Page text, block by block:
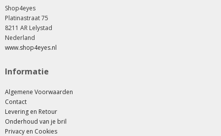
Shop4eyes
Platinastraat 75
8211 AR Lelystad
Nederland
www.shop4eyes.nl
Informatie
Algemene Voorwaarden
Contact
Levering en Retour
Onderhoud van je bril
Privacy en Cookies